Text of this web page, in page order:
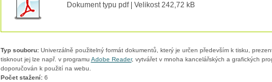
Dokument typu pdf | Velikost 242,72 kB
Typ souboru:Univerzálně použitelný formát dokumentů, který je určen především k tisku,
tisknout jej lze např. v programu Adobe Reader, vytvářet v mnoha kancelářských a grafických
doporučován k použití na webu.
Počet stažení:6